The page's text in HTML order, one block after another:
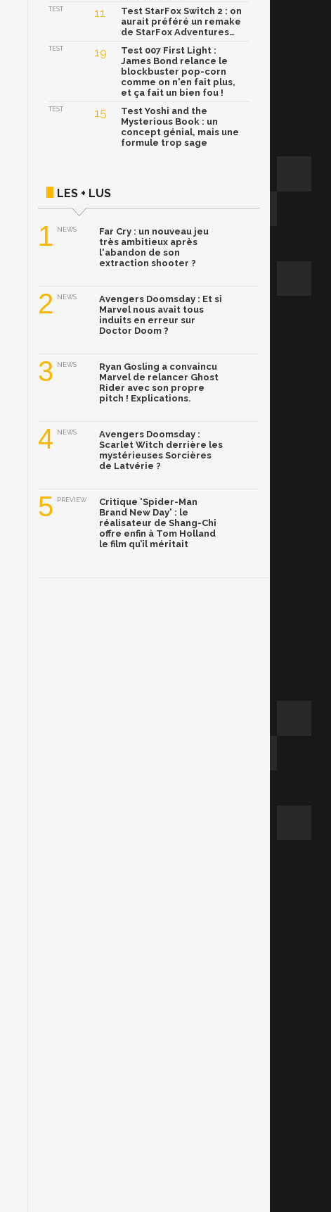
TEST 11
Test StarFox Switch 2 : on
aurait préféré un remake
de StarFox Adventures…
TEST 19
Test 007 First Light :
James Bond relance le
blockbuster pop-corn
comme on n'en fait plus,
et ça fait un bien fou !
TEST 15
Test Yoshi and the
Mysterious Book : un
concept génial, mais une
formule trop sage
LES + LUS
1 NEWS
Far Cry : un nouveau jeu
très ambitieux après
l'abandon de son
extraction shooter ?
2 NEWS
Avengers Doomsday : Et si
Marvel nous avait tous
induits en erreur sur
Doctor Doom ?
3 NEWS
Ryan Gosling a convaincu
Marvel de relancer Ghost
Rider avec son propre
pitch ! Explications.
4 NEWS
Avengers Doomsday :
Scarlet Witch derrière les
mystérieuses Sorcières
de Latvérie ?
5 PREVIEW
Critique 'Spider-Man
Brand New Day' : le
réalisateur de Shang-Chi
offre enfin à Tom Holland
le film qu’il méritait